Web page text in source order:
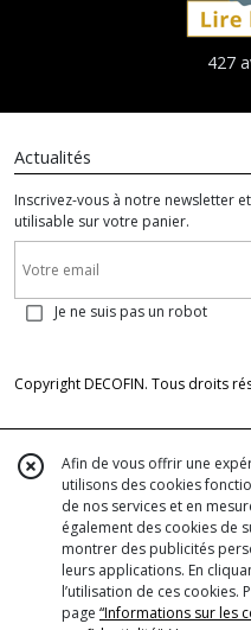
427
Actualités
Inscrivez-vous à notre newsletter
utilisable sur votre panier.
Je ne suis pas un robot
Copyright DECOFIN. Tous droits
Afin de vous offrir une
utilisons des cookies
de nos services et en
également des cookies de
montrer des publicités
leurs applications. En
l’utilisation de ces cookies.
page “Informations sur les